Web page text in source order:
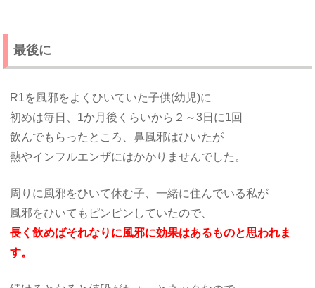
最後に
R1を風邪をよくひいていた子供(幼児)に
初めは毎日、1か月後くらいから２～3日に1回
飲んでもらったところ、鼻風邪はひいたが
熱やインフルエンザにはかかりませんでした。
周りに風邪をひいて休む子、一緒に住んでいる私が
風邪をひいてもピンピンしていたので、
長く飲めばそれなりに風邪に効果はあるものと思われま
す。